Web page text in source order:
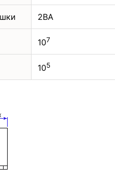
2ВА
107
105